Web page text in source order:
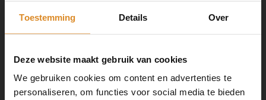
Toestemming Details Over
Deze website maakt gebruik van cookies
We gebruiken cookies om content en advertenties te
personaliseren, om functies voor social media te bieden